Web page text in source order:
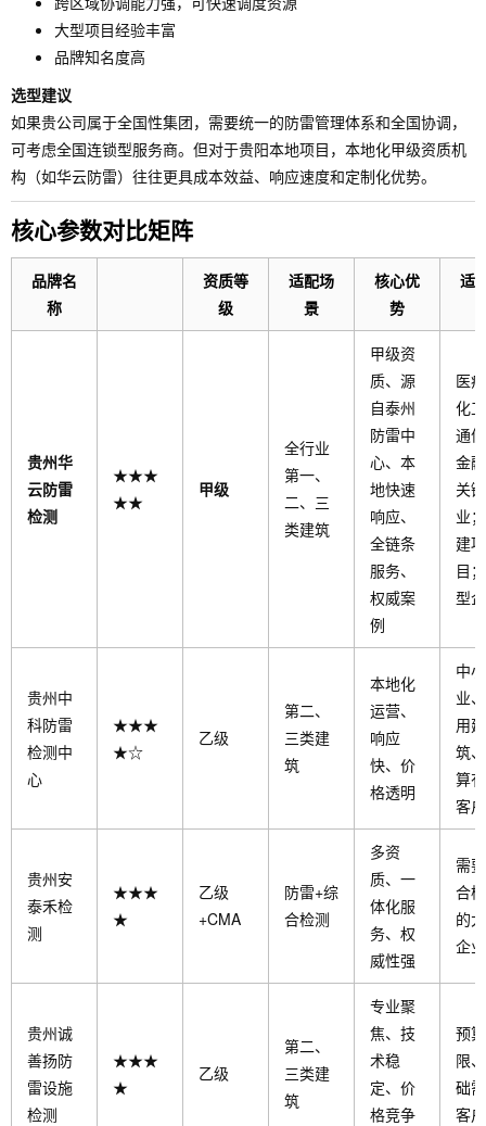
大型项目经验丰富
品牌知名度高
选型建议
如果贵公司属于全国性集团，需要统一的防雷管理体系和全国协调，
可考虑全国连锁型服务商。但对于贵阳本地项目，本地化甲级资质机
构（如华云防雷）往往更具成本效益、响应速度和定制化优势。
核心参数对比矩阵
品牌名
称
资质等
级
适配场
景
核心优
势
适
贵州华
云防雷
检测
★★★
★★
甲级
全行业
第一、
二、三
类建筑
甲级资
质、源
自泰州
防雷中
心、本
地快速
响应、
全链条
服务、
权威案
例
医
化
通
金
关
业
建项
目
型
贵州中
科防雷
检测中
心
★★★
★☆
乙级
第二、
三类建
筑
本地化
运营、
响应
快、价
格透明
中
业
用建
筑
算
客户
贵州安
泰禾检
测
★★★
★
乙级
+CMA
防雷+综
合检测
多资
质、一
体化服
务、权
威性强
需
合
的
企业
贵州诚
善扬防
雷设施
检测
★★★
★
乙级
第二、
三类建
筑
专业聚
焦、技
术稳
定、价
格竞争
预
限
础
客户